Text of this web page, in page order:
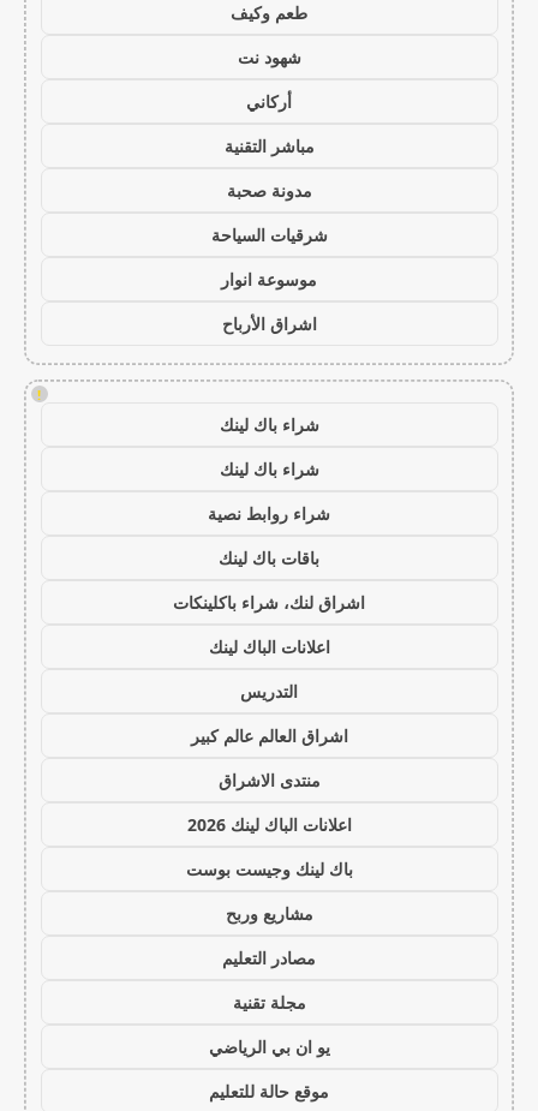
طعم وكيف
شهود نت
أركاني
مباشر التقنية
مدونة صحبة
شرقيات السياحة
موسوعة انوار
اشراق الأرباح
!
شراء باك لينك
شراء باك لينك
شراء روابط نصية
باقات باك لينك
اشراق لنك، شراء باكلينكات
اعلانات الباك لينك
التدريس
اشراق العالم عالم كبير
منتدى الاشراق
اعلانات الباك لينك 2026
باك لينك وجيست بوست
مشاريع وربح
مصادر التعليم
مجلة تقنية
يو ان بي الرياضي
موقع حالة للتعليم